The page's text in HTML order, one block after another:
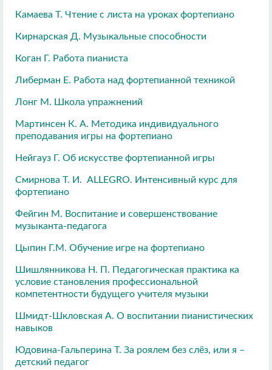
Камаева Т. Чтение с листа на уроках фортепиано
Кирнарская Д. Музыкальные способности
Коган Г. Работа пианиста
Либерман Е. Работа над фортепианной техникой
Лонг М. Школа упражнений
Мартинсен К. А. Методика индивидуального
преподавания игры на фортепиано
Нейгауз Г. Об искусстве фортепианной игры
Смирнова Т. И. ALLEGRO. Интенсивный курс для
фортепиано
Фейгин М. Воспитание и совершенствование
музыканта-педагога
Цыпин Г.М. Обучение игре на фортепиано
Шишлянникова Н. П. Педагогическая практика ка
условие становления профессиональной
компетентности будущего учителя музыки
Шмидт-Шкловская А. О воспитании пианистических
навыков
Юдовина-Гальперина Т. За роялем без слёз, или я –
детский педагог